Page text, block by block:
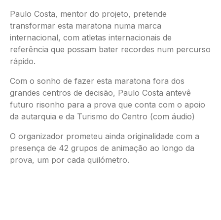
Paulo Costa, mentor do projeto, pretende
transformar esta maratona numa marca
internacional, com atletas internacionais de
referência que possam bater recordes num percurso
rápido.
Com o sonho de fazer esta maratona fora dos
grandes centros de decisão, Paulo Costa antevê
futuro risonho para a prova que conta com o apoio
da autarquia e da Turismo do Centro (com áudio)
O organizador prometeu ainda originalidade com a
presença de 42 grupos de animação ao longo da
prova, um por cada quilómetro.